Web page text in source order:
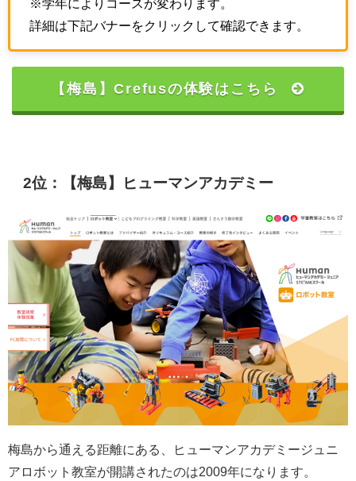
※学年によりコースが変わります。
詳細は下記バナーをクリックして確認できます。
【梅島】Crefusの体験はこちら
2位：【梅島】ヒューマンアカデミー
梅島から通える距離にある、ヒューマンアカデミージュニ
アロボット教室が開講されたのは2009年になります。